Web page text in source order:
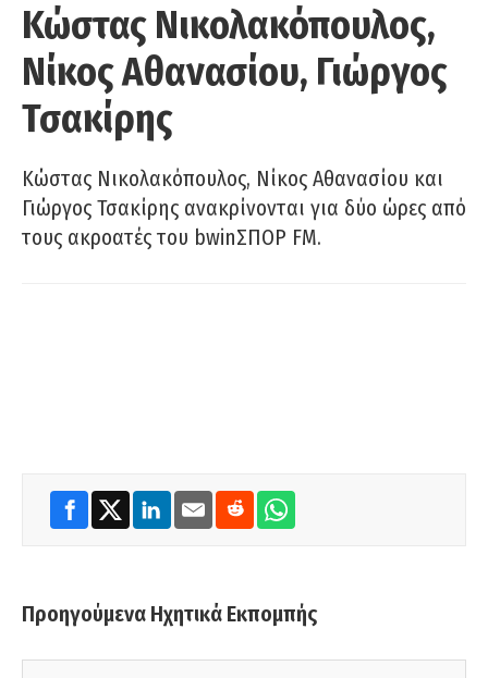
Κώστας Νικολακόπουλος,
Νίκος Αθανασίου, Γιώργος
Τσακίρης
Κώστας Νικολακόπουλος, Νίκος Αθανασίου και
Γιώργος Τσακίρης ανακρίνονται για δύο ώρες από
τους ακροατές του bwinΣΠΟΡ FM.
Προηγούμενα Ηχητικά Εκπομπής